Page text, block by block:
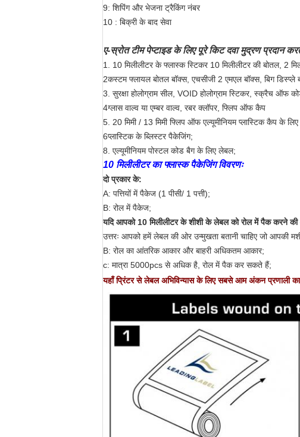
9: शिपिंग और भेजना ट्रैकिंग नंबर
10 : बिक्री के बाद सेवा
ए-स्रोत टीम पेप्टाइड के लिए पूरे किट दवा मुद्रण प्रदान
1. 10 मिलीलीटर के फ्लास्क स्टिकर 10 मिलीलीटर की बोतल, 2
2कस्टम फ्लायल बोतल बॉक्स, एचसीजी 2 एमएल बॉक्स, बिग डिस्प्ले
3. सुरक्षा होलोग्राम सील, VOID होलोग्राम स्टिकर, स्क्रैच ऑफ
4ग्लास वाल्व या एम्बर वाल्व, रबर क्लॉपर, फ्लिप ऑफ कैप
5. 20 मिमी / 13 मिमी फ्लिप ऑफ एल्यूमीनियम प्लास्टिक कैप के
6प्लास्टिक के ब्लिस्टर पैकेजिंग;
8. एल्यूमीनियम पोस्टल कोड बैग के लिए लेबल;
10 मिलीलीटर का फ्लास्क पैकेजिंग विवरणः
दो प्रकार के:
A: पत्तियों में पैकेज (1 पीसी/ 1 पत्ती);
B: रोल में पैकेज;
यदि आपको 10 मिलीलीटर के शीशी के लेबल को रोल में पैक करने की
उत्तरः आपको हमें लेबल की ओर उन्मुखता बतानी चाहिए जो आपकी
B: रोल का आंतरिक आकार और बाहरी अधिकतम आकार;
c: मात्रा 5000pcs से अधिक है, रोल में पैक कर सकते हैं;
यहाँ प्रिंटर से लेबल अभिविन्यास के लिए सबसे आम अंकन प्रणाली